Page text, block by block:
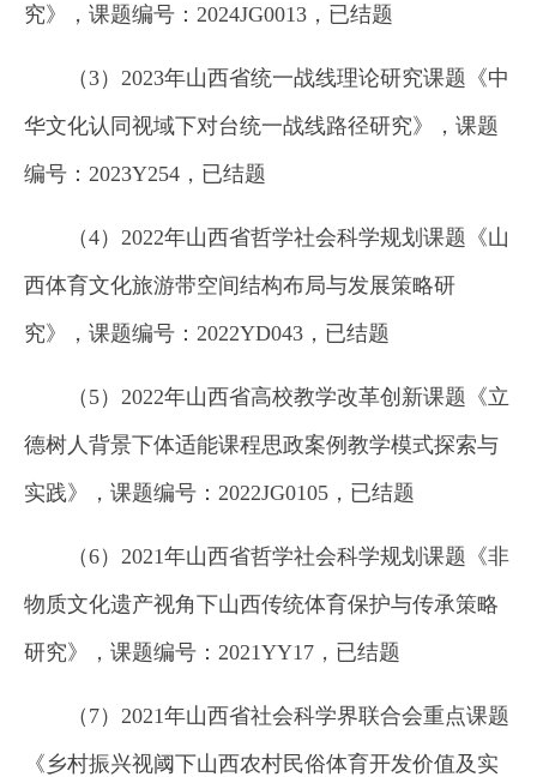
究》，课题编号：2024JG0013，已结题
（3）2023年山西省统一战线理论研究课题《中
华文化认同视域下对台统一战线路径研究》，课题
编号：2023Y254，已结题
（4）2022年山西省哲学社会科学规划课题《山
西体育文化旅游带空间结构布局与发展策略研
究》，课题编号：2022YD043，已结题
（5）2022年山西省高校教学改革创新课题《立
德树人背景下体适能课程思政案例教学模式探索与
实践》，课题编号：2022JG0105，已结题
（6）2021年山西省哲学社会科学规划课题《非
物质文化遗产视角下山西传统体育保护与传承策略
研究》，课题编号：2021YY17，已结题
（7）2021年山西省社会科学界联合会重点课题
《乡村振兴视阈下山西农村民俗体育开发价值及实